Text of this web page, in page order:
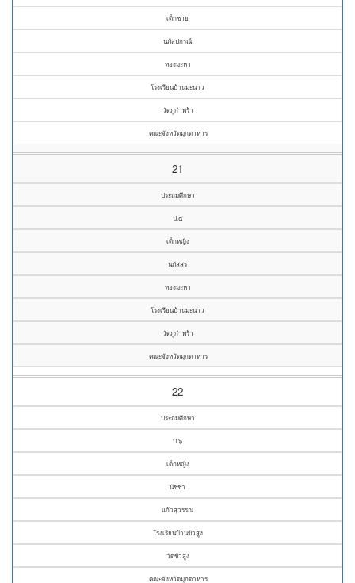
เด็กชาย
นภัสปกรณ์
ทองมะหา
โรงเรียนบ้านมะนาว
วัดภูกำพร้า
คณะจังหวัดมุกดาหาร
21
ประถมศึกษา
ป.๕
เด็กหญิง
นภัสสร
ทองมะหา
โรงเรียนบ้านมะนาว
วัดภูกำพร้า
คณะจังหวัดมุกดาหาร
22
ประถมศึกษา
ป.๖
เด็กหญิง
นัชชา
แก้วสุวรรณ
โรงเรียนบ้านขัวสูง
วัดขัวสูง
คณะจังหวัดมุกดาหาร